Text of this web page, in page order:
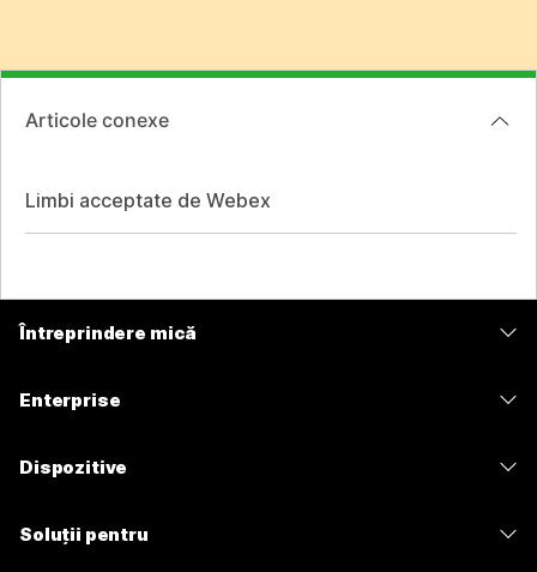
Articole conexe
Limbi acceptate de Webex
Întreprindere mică
Enterprise
Dispozitive
Soluții pentru